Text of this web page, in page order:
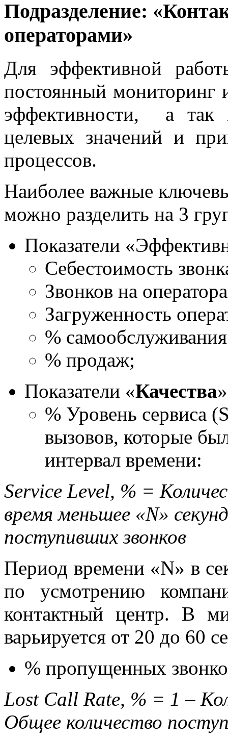
Подразделение:
операторами»
Для эффективной
постоянный мониторинг
эффективности, а так
целевых значений и
процессов.
Наиболее важные
можно разделить на 3
Показатели
Себестоимость
Звонков на
Загруженность
%
% продаж;
Показатели «Качества
% Уровень сервиса
вызовов, которые
интервал времени:
Service Level, % =
время меньшее «N»
поступивших звонков
Период времени «N» в
по усмотрению
контактный центр. В
варьируется от 20 до 60
% пропущенных
Lost Call Rate, % = 1 –
Общее количество